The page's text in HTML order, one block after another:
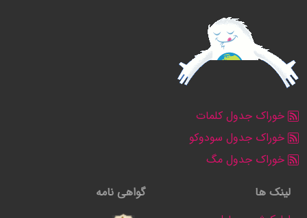
خوراک جدول کلمات
خوراک جدول سودوکو
خوراک جدول مگ
لینک ها
گواهی نامه